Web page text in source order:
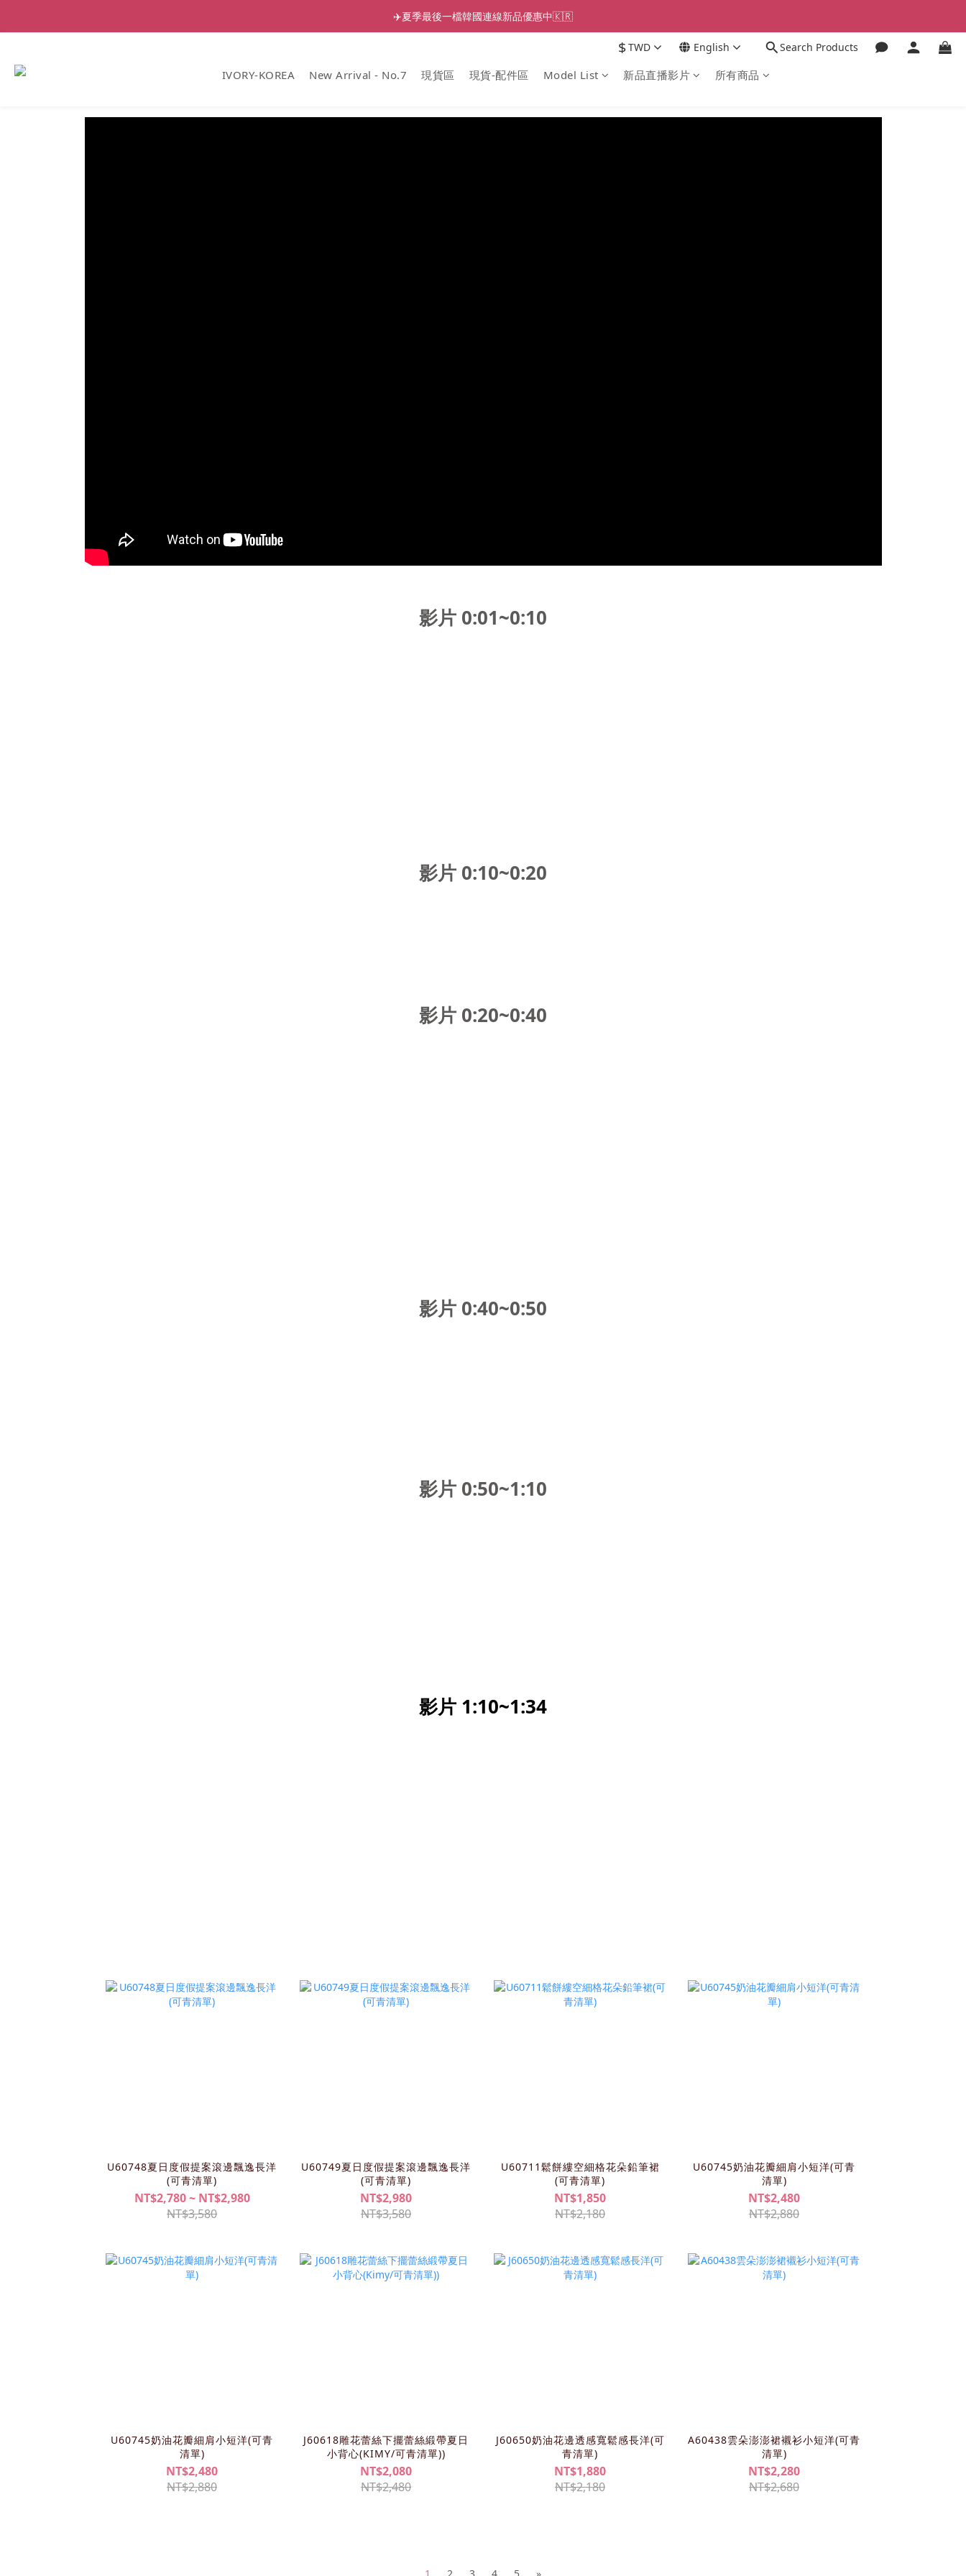
✈️夏季最後一檔韓國連線新品優惠中🇰🇷
$TWD English Search Products
IVORY-KOREA New Arrival - No.7 現貨區 現貨-配件區 Model List 新品直播影片 所有商品
影片 0:01~0:10
影片 0:10~0:20
影片 0:20~0:40
影片 0:40~0:50
影片 0:50~1:10
影片 1:10~1:34
U60748夏日度假提案滾邊飄逸長洋
(可青清單)
NT$2,780 ~ NT$2,980
NT$3,580
U60749夏日度假提案滾邊飄逸長洋
(可青清單)
NT$2,980
NT$3,580
U60711鬆餅縷空細格花朵鉛筆裙
(可青清單)
NT$1,850
NT$2,180
U60745奶油花瓣細肩小短洋(可青
清單)
NT$2,480
NT$2,880
U60745奶油花瓣細肩小短洋(可青
清單)
NT$2,480
NT$2,880
J60618雕花蕾絲下擺蕾絲緞帶夏日
小背心(KIMY/可青清單))
NT$2,080
NT$2,480
J60650奶油花邊透感寬鬆感長洋(可
青清單)
NT$1,880
NT$2,180
A60438雲朵澎澎裙襯衫小短洋(可青
清單)
NT$2,280
NT$2,680